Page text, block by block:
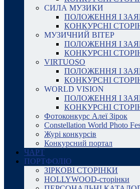
СИЛА МУЗИКИ
ПОЛОЖЕННЯ І
КОНКУРСНІ
МУЗИЧНИЙ ВІТЕР
ПОЛОЖЕННЯ І
КОНКУРСНІ
VIRTUOSO
ПОЛОЖЕННЯ І
КОНКУРСНІ
WORLD VISION
ПОЛОЖЕННЯ І
КОНКУРСНІ
Фотоконкурс Алеї Зірок
Constellation World Photo
Журі конкурсів
Конкурсний портал
ЧАРТ
ПОРТФОЛІО
ЗІРКОВІ СТОРІНКИ
HOLLYWOOD-сторінки